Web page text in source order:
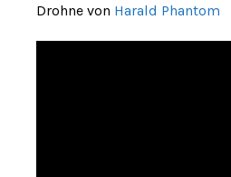
Drohne von Harald Phantom